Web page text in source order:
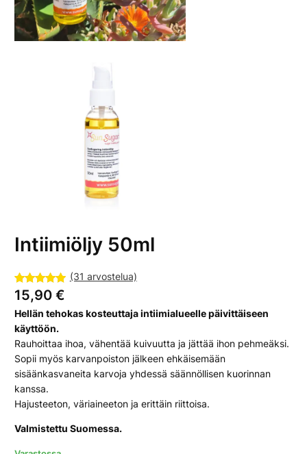
Intiimiöljy 50ml
Arvio4.87
5:stä
perustuen
31
asiakkaan
arvotuksee
n.
(31 arvostelua)
15,90€
Hellän tehokas kosteuttaja intiimialueelle päivittäiseen
käyttöön.
Rauhoittaa ihoa, vähentää kuivuutta ja jättää ihon pehmeäksi.
Sopii myös karvanpoiston jälkeen ehkäisemään
sisäänkasvaneita karvoja yhdessä säännöllisen kuorinnan
kanssa.
Hajusteeton, väriaineeton ja erittäin riittoisa.
Valmistettu Suomessa.